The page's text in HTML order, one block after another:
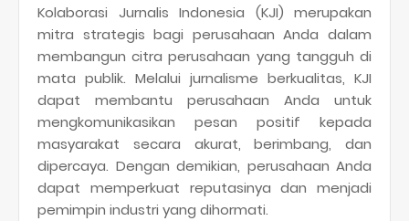
Kolaborasi Jurnalis Indonesia (KJI) merupakan
mitra strategis bagi perusahaan Anda dalam
membangun citra perusahaan yang tangguh di
mata publik. Melalui jurnalisme berkualitas, KJI
dapat membantu perusahaan Anda untuk
mengkomunikasikan pesan positif kepada
masyarakat secara akurat, berimbang, dan
dipercaya. Dengan demikian, perusahaan Anda
dapat memperkuat reputasinya dan menjadi
pemimpin industri yang dihormati.